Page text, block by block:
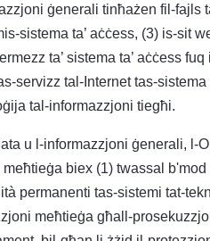
ġenerali tinħażen fil-fajls
sistema ta’ aċċess, (3) is-sit
ta’ sistema ta’ aċċess
servizz tal-Internet tas-
tal-informazzjoni tiegħi.
u l-informazzjoni ġenerali, l-
biex (1) twassal
permanenti tas-sistemi tat-
meħtieġa għall-